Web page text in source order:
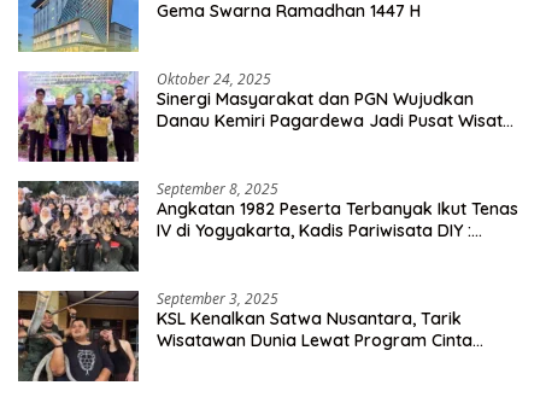
Gema Swarna Ramadhan 1447 H
Oktober 24, 2025
Sinergi Masyarakat dan PGN Wujudkan
Danau Kemiri Pagardewa Jadi Pusat Wisata
September 8, 2025
Angkatan 1982 Peserta Terbanyak Ikut Tenas
IV di Yogyakarta, Kadis Pariwisata DIY :
September 3, 2025
KSL Kenalkan Satwa Nusantara, Tarik
Wisatawan Dunia Lewat Program Cinta